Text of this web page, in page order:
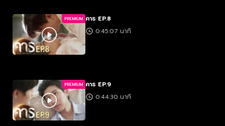
PREMIUM คาธ EP.8
0:45:07 นาที
PREMIUM คาธ EP.9
0:44:30 นาที